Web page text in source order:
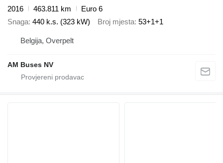
2016
463.811 km
Euro 6
Snaga 440 k.s. (323 kW) Broj mjesta 53+1+1
Belgija, Overpelt
AM Buses NV